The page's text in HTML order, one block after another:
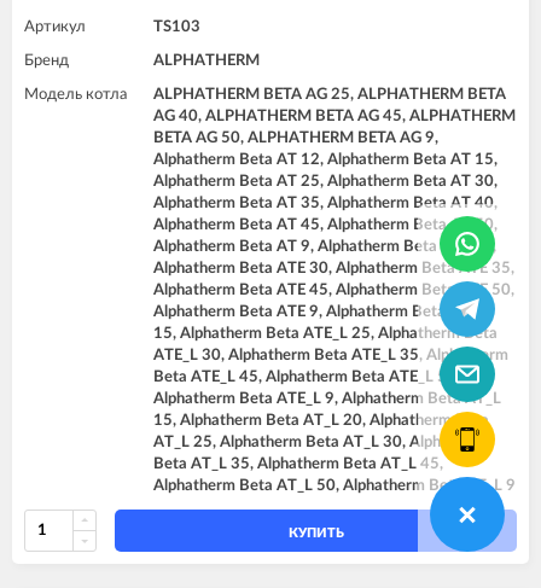
Артикул TS103
Бренд ALPHATHERM
Модель котла
ALPHATHERM BETA AG 25, ALPHATHERM BETA
AG 40, ALPHATHERM BETA AG 45, ALPHATHERM
BETA AG 50, ALPHATHERM BETA AG 9,
Alphatherm Beta AT 12, Alphatherm Beta AT 15,
Alphatherm Beta AT 25, Alphatherm Beta AT 30,
Alphatherm Beta AT 35, Alphatherm Beta AT 40,
Alphatherm Beta AT 45, Alphatherm Beta AT 50,
Alphatherm Beta AT 9, Alphatherm Beta ATE 25,
Alphatherm Beta ATE 30, Alphatherm Beta ATE 35,
Alphatherm Beta ATE 45, Alphatherm Beta ATE 50,
Alphatherm Beta ATE 9, Alphatherm Beta ATE_L
15, Alphatherm Beta ATE_L 25, Alphatherm Beta
ATE_L 30, Alphatherm Beta ATE_L 35, Alphatherm
Beta ATE_L 45, Alphatherm Beta ATE_L 50,
Alphatherm Beta ATE_L 9, Alphatherm Beta AT_L
15, Alphatherm Beta AT_L 20, Alphatherm Beta
AT_L 25, Alphatherm Beta AT_L 30, Alphatherm
Beta AT_L 35, Alphatherm Beta AT_L 45,
Alphatherm Beta AT_L 50, Alphatherm Beta AT_L 9
КУПИТЬ